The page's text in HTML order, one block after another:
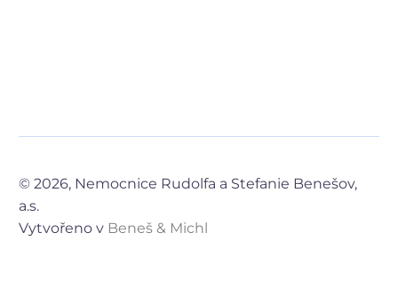
© 2026, Nemocnice Rudolfa a Stefanie Benešov,
a.s.
Vytvořeno v Beneš & Michl